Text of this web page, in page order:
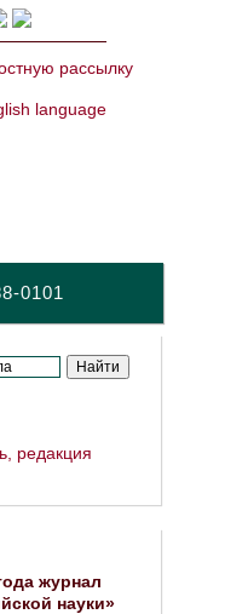
рассылку
language
0101
редакция
журнал
науки»